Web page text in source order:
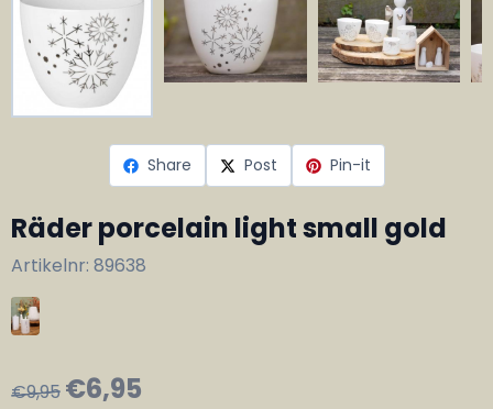
Share Post Pin-it
Räder porcelain light small gold
Artikelnr: 89638
€9,95 €6,95